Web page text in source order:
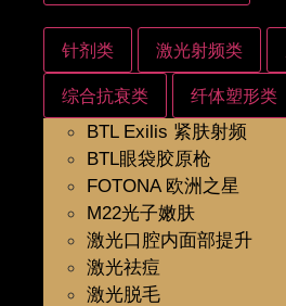
针剂类 激光射频类
综合抗衰类 纤体塑形类
BTL Exilis 紧肤射频
BTL眼袋胶原枪
FOTONA 欧洲之星
M22光子嫩肤
激光口腔内面部提升
激光祛痘
激光脱毛